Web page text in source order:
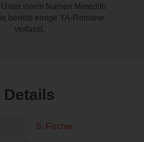
ihrem Namen Meredith
bereits einige YA-Romane
verfasst.
Details
S. Fischer